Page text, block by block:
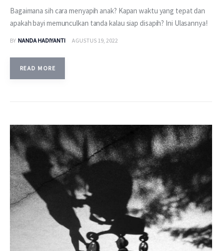
Bagaimana sih cara menyapih anak? Kapan waktu yang tepat dan
apakah bayi memunculkan tanda kalau siap disapih? Ini Ulasannya!
BY NANDA HADIYANTI AGUSTUS 19, 2022
READ MORE